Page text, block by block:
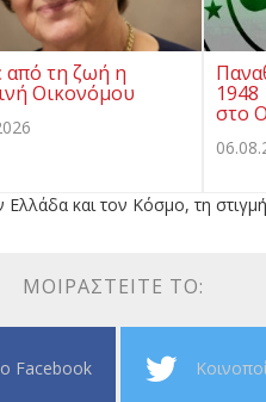
από τη ζωή η
Οικονόμου 1948
στο
Ελλάδα και τον Κόσμο, τη
ΜΟΙΡΑΣΤΕΊΤΕ ΤΟ:
Facebook